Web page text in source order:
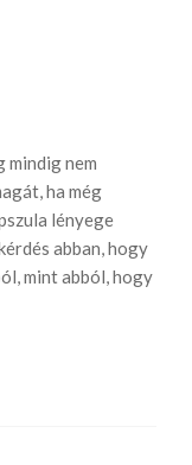
mindig nem
ha még
lényege
abban, hogy
mint abból, hogy